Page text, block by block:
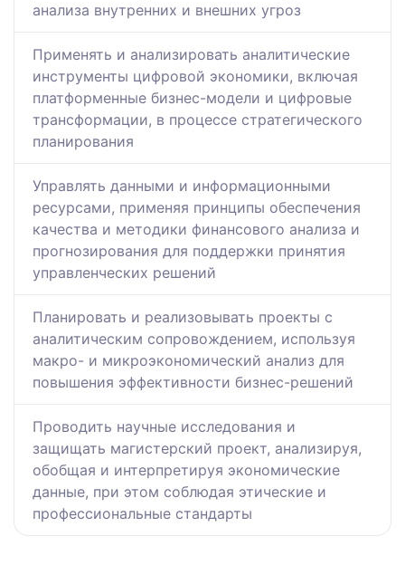
анализа внутренних и внешних угроз
Применять и анализировать аналитические
инструменты цифровой экономики, включая
платформенные бизнес-модели и цифровые
трансформации, в процессе стратегического
планирования
Управлять данными и информационными
ресурсами, применяя принципы обеспечения
качества и методики финансового анализа и
прогнозирования для поддержки принятия
управленческих решений
Планировать и реализовывать проекты с
аналитическим сопровождением, используя
макро- и микроэкономический анализ для
повышения эффективности бизнес-решений
Проводить научные исследования и
защищать магистерский проект, анализируя,
обобщая и интерпретируя экономические
данные, при этом соблюдая этические и
профессиональные стандарты